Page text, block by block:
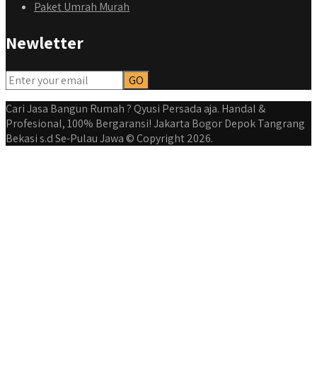
Paket Umrah Murah
Newletter
Cari Jasa Bangun Rumah ? Qyusi Persada aja. Handal &
Profesional, 100% Bergaransi! Jakarta Bogor Depok Tangrang
Bekasi s.d Se-Pulau Jawa © Copyright 2026.